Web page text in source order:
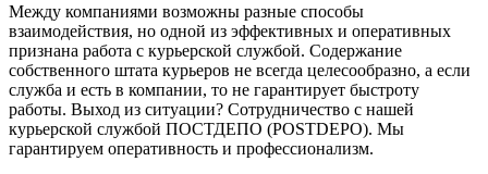
Между компаниями возможны разные способы
взаимодействия, но одной из эффективных и оперативных
признана работа с курьерской службой. Содержание
собственного штата курьеров не всегда целесообразно, а если
служба и есть в компании, то не гарантирует быстроту
работы. Выход из ситуации? Сотрудничество с нашей
курьерской службой ПОСТДЕПО (POSTDEPO). Мы
гарантируем оперативность и профессионализм.